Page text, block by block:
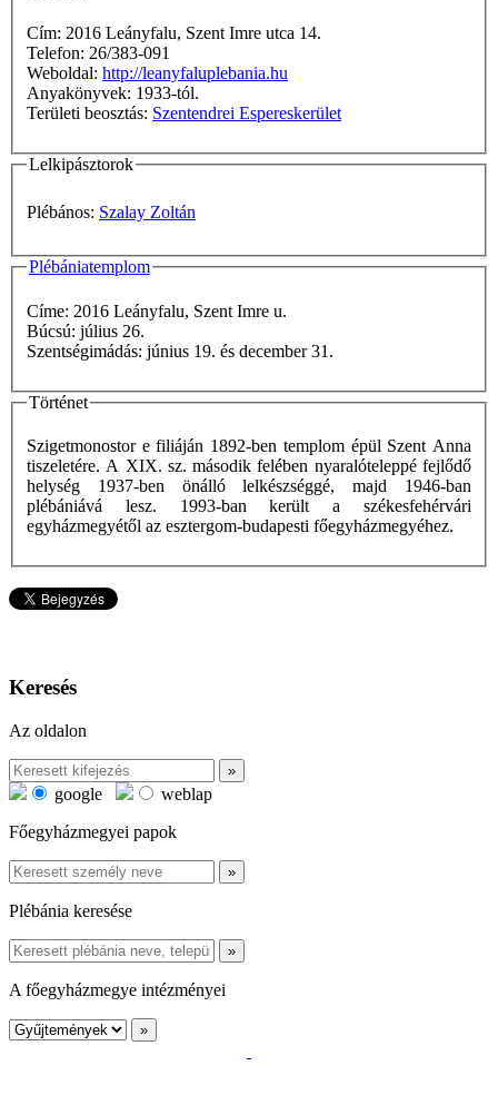
Cím: 2016 Leányfalu, Szent Imre utca 14.
Telefon: 26/383-091
Weboldal: http://leanyfaluplebania.hu
Anyakönyvek: 1933-tól.
Területi beosztás: Szentendrei Espereskerület
Lelkipásztorok
Plébános: Szalay Zoltán
Plébániatemplom
Címe: 2016 Leányfalu, Szent Imre u.
Búcsú: július 26.
Szentségimádás: június 19. és december 31.
Történet
Szigetmonostor e filiáján 1892-ben templom épül Szent Anna
tiszeletére. A XIX. sz. második felében nyaralóteleppé fejlődő
helység 1937-ben önálló lelkészséggé, majd 1946-ban
plébániává lesz. 1993-ban került a székesfehérvári
egyházmegyétől az esztergom-budapesti főegyházmegyéhez.
Keresés
Az oldalon
google
weblap
Főegyházmegyei papok
Plébánia keresése
A főegyházmegye intézményei